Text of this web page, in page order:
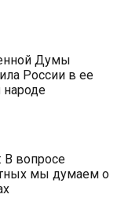
Думы
России в ее
В вопросе
мы думаем о